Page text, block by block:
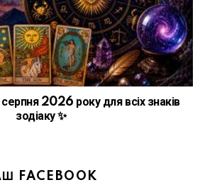
2026 року для всіх знаків
зодіаку ✨
FACEBOOK